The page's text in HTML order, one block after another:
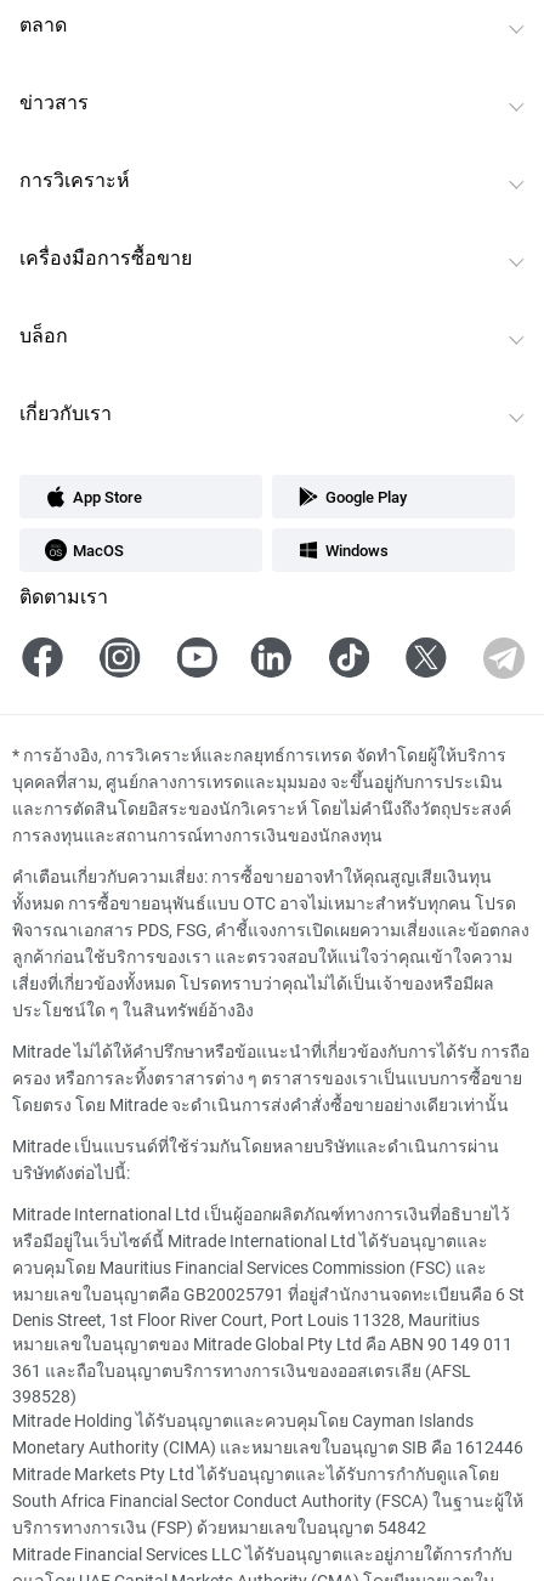
ตลาด
ข่าวสาร
การวิเคราะห์
เครื่องมือการซื้อขาย
บล็อก
เกี่ยวกับเรา
App Store Google Play
MacOS Windows
ติดตามเรา
* การอ้างอิง, การวิเคราะห์และกลยุทธ์การเทรด จัดทำโดยผู้ให้บริการ
บุคคลที่สาม, ศูนย์กลางการเทรดและมุมมอง จะขึ้นอยู่กับการประเมิน
และการตัดสินโดยอิสระของนักวิเคราะห์ โดยไม่คำนึงถึงวัตถุประสงค์
การลงทุนและสถานการณ์ทางการเงินของนักลงทุน
คำเตือนเกี่ยวกับความเสี่ยง: การซื้อขายอาจทำให้คุณสูญเสียเงินทุน
ทั้งหมด การซื้อขายอนุพันธ์แบบ OTC อาจไม่เหมาะสำหรับทุกคน โปรด
พิจารณาเอกสาร PDS, FSG, คำชี้แจงการเปิดเผยความเสี่ยงและข้อตกลง
ลูกค้าก่อนใช้บริการของเรา และตรวจสอบให้แน่ใจว่าคุณเข้าใจความ
เสี่ยงที่เกี่ยวข้องทั้งหมด โปรดทราบว่าคุณไม่ได้เป็นเจ้าของหรือมีผล
ประโยชน์ใด ๆ ในสินทรัพย์อ้างอิง
Mitrade ไม่ได้ให้คำปรึกษาหรือข้อแนะนำที่เกี่ยวข้องกับการได้รับ การถือ
ครอง หรือการละทิ้งตราสารต่าง ๆ ตราสารของเราเป็นแบบการซื้อขาย
โดยตรง โดย Mitrade จะดำเนินการส่งคำสั่งซื้อขายอย่างเดียวเท่านั้น
Mitrade เป็นแบรนด์ที่ใช้ร่วมกันโดยหลายบริษัทและดำเนินการผ่าน
บริษัทดังต่อไปนี้:
Mitrade International Ltd เป็นผู้ออกผลิตภัณฑ์ทางการเงินที่อธิบายไว้
หรือมีอยู่ในเว็บไซต์นี้ Mitrade International Ltd ได้รับอนุญาตและ
ควบคุมโดย Mauritius Financial Services Commission (FSC) และ
หมายเลขใบอนุญาตคือ GB20025791 ที่อยู่สำนักงานจดทะเบียนคือ 6 St
Denis Street, 1st Floor River Court, Port Louis 11328, Mauritius
หมายเลขใบอนุญาตของ Mitrade Global Pty Ltd คือ ABN 90 149 011
361 และถือใบอนุญาตบริการทางการเงินของออสเตรเลีย (AFSL
398528)
Mitrade Holding ได้รับอนุญาตและควบคุมโดย Cayman Islands
Monetary Authority (CIMA) และหมายเลขใบอนุญาต SIB คือ 1612446
Mitrade Markets Pty Ltd ได้รับอนุญาตและได้รับการกำกับดูแลโดย
South Africa Financial Sector Conduct Authority (FSCA) ในฐานะผู้ให้
บริการทางการเงิน (FSP) ด้วยหมายเลขใบอนุญาต 54842
Mitrade Financial Services LLC ได้รับอนุญาตและอยู่ภายใต้การกำกับ